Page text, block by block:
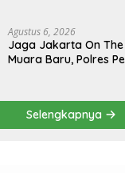
Davidson Bekas.
Agustus 6, 2026
Jaga Jakarta On
Muara Baru, Polres
Selengkapnya